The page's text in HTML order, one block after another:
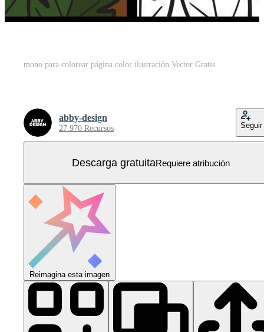
mono para colorear página color ilustración Vector Gratis
abby-design
27.970 Recursos Seguir
Descarga gratuitaRequiere atribución
Reimagina esta imagen